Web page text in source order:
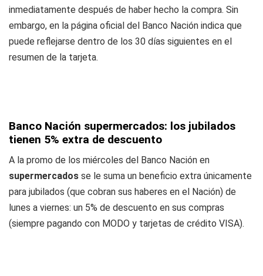
inmediatamente después de haber hecho la compra. Sin
embargo, en la página oficial del Banco Nación indica que
puede reflejarse dentro de los 30 días siguientes en el
resumen de la tarjeta.
Banco Nación supermercados: los jubilados
tienen 5% extra de descuento
A la promo de los miércoles del Banco Nación en
supermercados se le suma un beneficio extra únicamente
para jubilados (que cobran sus haberes en el Nación) de
lunes a viernes: un 5% de descuento en sus compras
(siempre pagando con MODO y tarjetas de crédito VISA).